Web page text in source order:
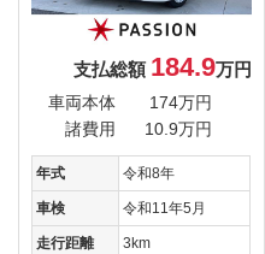
支払総額 184.9万円
車両本体
174万円
諸費用
10.9万円
年式 令和8年
車検 令和11年5月
走行距離 3km